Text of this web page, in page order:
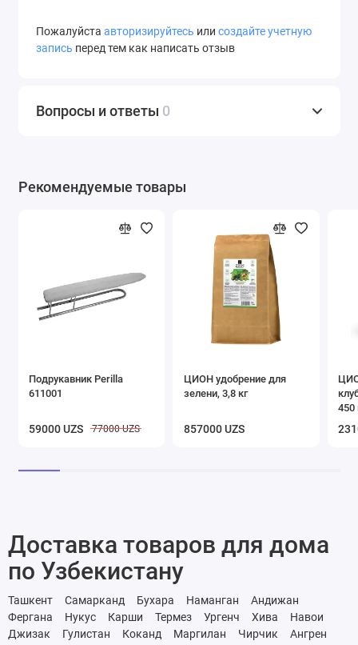
Пожалуйста авторизируйтесь или создайте учетную
запись перед тем как написать отзыв
Вопросы и ответы 0
Рекомендуемые товары
Подрукавник Perilla
611001
59000 UZS 77000 UZS
ЦИОН удобрение для
зелени, 3,8 кг
857000 UZS
450
Доставка товаров для дома
по Узбекистану
Ташкент Самарканд Бухара Наманган
Андижан
Фергана
Нукус Карши Термез Ургенч Хива
Навои
Джизак
Гулистан Коканд Маргилан Чирчик
Ангрен